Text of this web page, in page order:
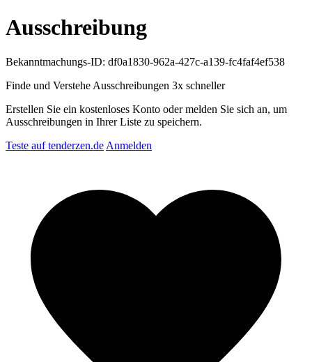
Ausschreibung
Bekanntmachungs-ID: df0a1830-962a-427c-a139-fc4faf4ef538
Finde und Verstehe Ausschreibungen 3x schneller
Erstellen Sie ein kostenloses Konto oder melden Sie sich an, um
Ausschreibungen in Ihrer Liste zu speichern.
Teste auf tenderzen.de Anmelden